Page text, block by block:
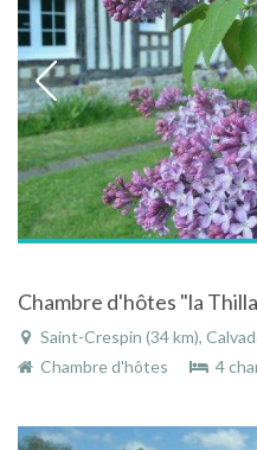
Saint-Crespin (34 km),
Chambre d'hôtes
4